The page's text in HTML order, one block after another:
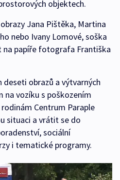
objektech.
Jana Pištěka, Martina
nebo Ivany Lomové, soška
na papíře fotografa Františka
deseti obrazů a výtvarných
na vozíku s poškozením
Centrum Paraple
situaci a vrátit se do
sociální
i tematické programy.